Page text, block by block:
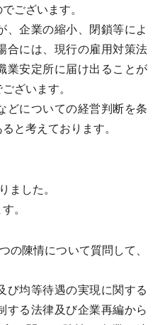
ございます。
企業の縮小、閉鎖等によ
合には、現行の雇用対策法
業安定所に届け出ることが
ざいます。
についての経営判断を条
と考えております。
ました。
。
陳情について質問して、
均等待遇の実現に関する
する法律及び企業再編から